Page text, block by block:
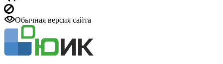
Обычная версия сайта